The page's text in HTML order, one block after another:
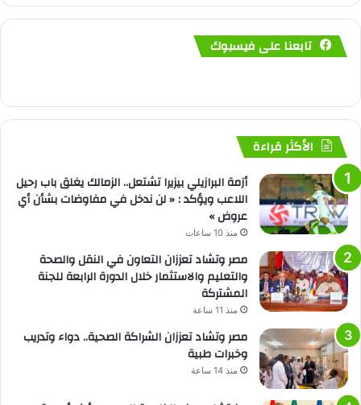
تابعنا على فيسبوك
الأكثر قراءة
أزمة البرازيلي بيزيرا تشتعل.. الزمالك يغلق باب رحيل
اللاعب ويؤكد : « لن ندخل في مفاوضات بشأن أي
عروض »
منذ 10 ساعات
مصر وتشاد تعززان التعاون في النقل والصحة
والتعليم والاستثمار خلال الدورة الرابعة للجنة
المشتركة
منذ 11 ساعة
مصر وتشاد تعززان الشراكة الصحية.. دواء وتدريب
وخبرات طبية
منذ 14 ساعة